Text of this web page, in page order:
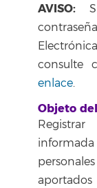
AVISO:
consulte
enlace.
Objeto